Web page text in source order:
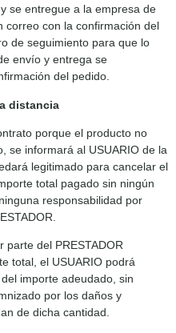
se entregue a la empresa de
correo con la confirmación del
de seguimiento para que lo
envío y entrega se
del pedido.
distancia
porque el producto no
se informará al USUARIO de la
legitimado para cancelar el
total pagado sin ningún
responsabilidad por
parte del PRESTADOR
total, el USUARIO podrá
importe adeudado, sin
por los daños y
de dicha cantidad.